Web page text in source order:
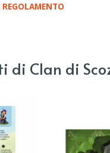
REGOLAMENTO
di Clan di